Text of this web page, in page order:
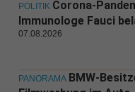
POLITIK Corona-
Immunologe Fauci
07.08.2026
PANORAMA BMW-